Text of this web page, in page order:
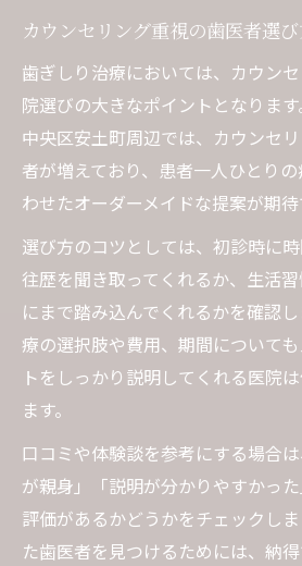
カウンセリング重視の歯医者選
歯ぎしり治療においては、カウン
院選びの大きなポイントとなりま
中央区安土町周辺では、カウンセ
者が増えており、患者一人ひとり
わせたオーダーメイドな提案が期待
選び方のコツとしては、初診時に
往歴を聞き取ってくれるか、生活
にまで踏み込んでくれるかを確認
療の選択肢や費用、期間について
トをしっかり説明してくれる医院
ます。
口コミや体験談を参考にする場合
が親身」「説明が分かりやすかっ
評価があるかどうかをチェックし
た歯医者を見つけるためには、納